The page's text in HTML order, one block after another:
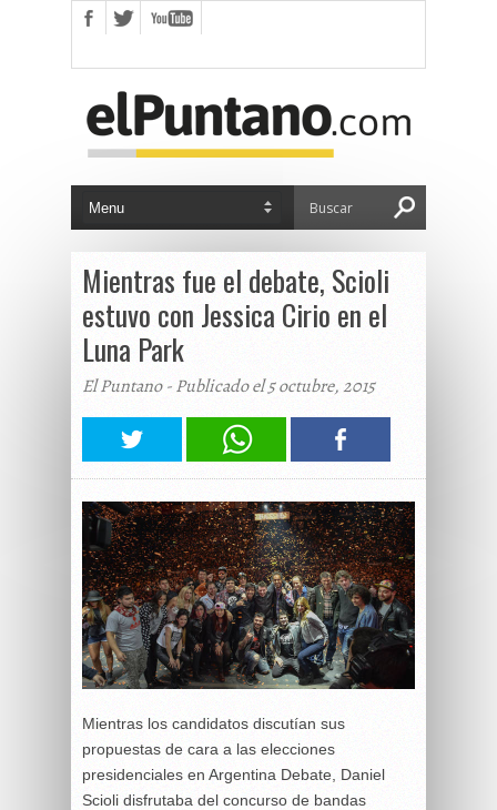
Mientras fue el debate, Scioli
estuvo con Jessica Cirio en el
Luna Park
El Puntano - Publicado el 5 octubre, 2015
Mientras los candidatos discutían sus
propuestas de cara a las elecciones
presidenciales en Argentina Debate, Daniel
Scioli disfrutaba del concurso de bandas